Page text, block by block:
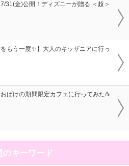
7/31(金)公開！ディズニーが贈る ＜超＞
をもう一度✨】大人のキッザニアに行っ
おばけの期間限定カフェに行ってみた☕
のキーワード